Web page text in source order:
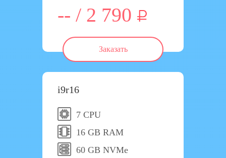
-- / 2 790
Заказать
i9r16
7 CPU
16 GB RAM
60 GB NVMe